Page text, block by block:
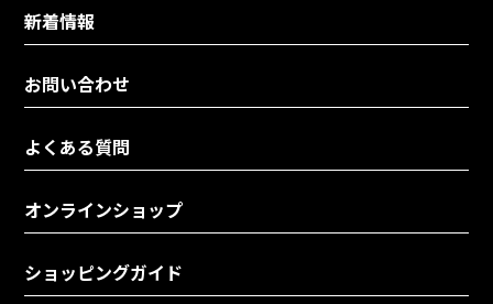
新着情報
お問い合わせ
よくある質問
オンラインショップ
ショッピングガイド